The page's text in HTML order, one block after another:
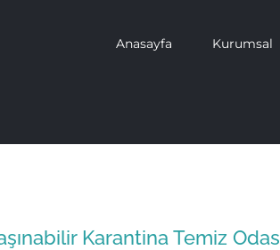
Anasayfa Kurumsal
Karantina Temiz